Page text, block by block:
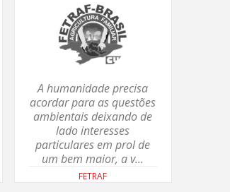
A humanidade precisa
acordar para as questões
ambientais deixando de
lado interesses
particulares em prol de
um bem maior, a v...
FETRAF